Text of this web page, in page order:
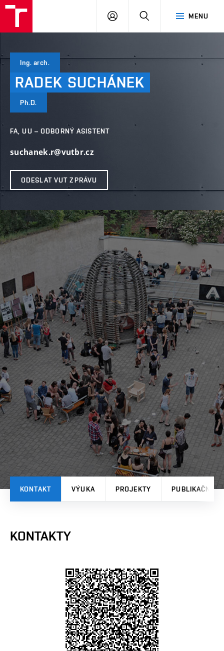
MENU
PŘIHLÁSIT
Ing. arch.
RADEK SUCHÁNEK
Ph.D.
FA, UU – ODBORNÝ ASISTENT
suchanek.r@vutbr.cz
ODESLAT VUT ZPRÁVU
KONTAKT VÝUKA PROJEKTY PUBLIKAČNÍ
KONTAKTY